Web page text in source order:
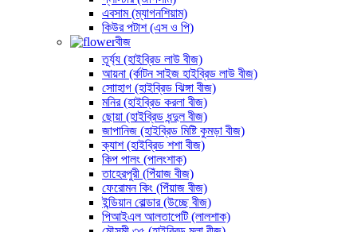
এবসাম (ম্যাগনশিয়াম)
কিউর পটাশ (এস ও পি)
বীজ
তূর্য্য (হাইব্রিড লাউ বীজ)
আয়না (র্কাটন সাইজ হাইব্রিড লাউ বীজ)
সোাহাগ (হাইব্রিড ঝিঙ্গা বীজ)
মনির (হাইব্রিড করলা বীজ)
ছোয়া (হাইব্রিড ধন্দুল বীজ)
জাপানিজ (হাইব্রিড মিষ্টি কুমড়া বীজ)
ক্যাশ (হাইব্রিড শশা বীজ)
কিপ পালং (পালংশাক)
তাহেরপুরী (পিঁয়াজ বীজ)
ফেরোমন কিং (পিঁয়াজ বীজ)
ইন্ডিয়ান বোল্ডার (উচ্ছে বীজ)
পিআইএল আলতাপেটি (লালশাক)